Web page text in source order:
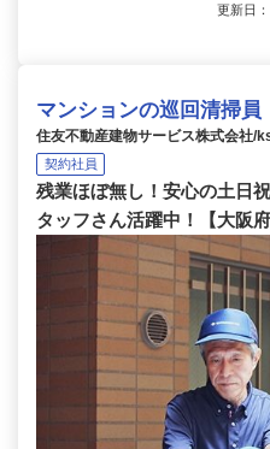
更新日
マンションの巡回清掃員
住友不動産建物サービス株式会社/
契約社員
残業ほぼ無し！安心の土日
タッフさん活躍中！【大阪府